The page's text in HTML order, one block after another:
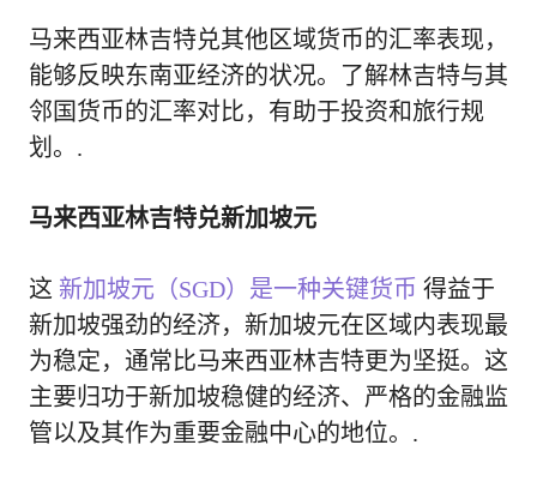
马来西亚林吉特兑其他区域货币的汇率表现，
能够反映东南亚经济的状况。了解林吉特与其
邻国货币的汇率对比，有助于投资和旅行规
划。.
马来西亚林吉特兑新加坡元
这 新加坡元（SGD）是一种关键货币 得益于
新加坡强劲的经济，新加坡元在区域内表现最
为稳定，通常比马来西亚林吉特更为坚挺。这
主要归功于新加坡稳健的经济、严格的金融监
管以及其作为重要金融中心的地位。.